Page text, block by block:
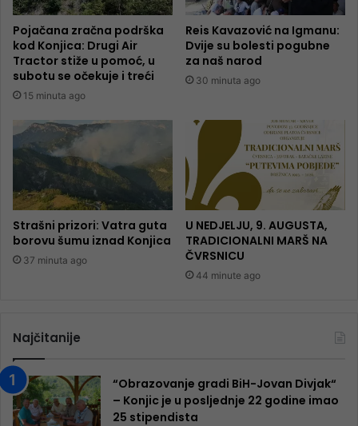
Pojačana zračna podrška
kod Konjica: Drugi Air
Tractor stiže u pomoć, u
subotu se očekuje i treći
15 minuta ago
Reis Kavazović na Igmanu:
Dvije su bolesti pogubne
za naš narod
30 minuta ago
Strašni prizori: Vatra guta
borovu šumu iznad Konjica
37 minuta ago
U NEDJELJU, 9. AUGUSTA,
TRADICIONALNI MARŠ NA
ČVRSNICU
44 minute ago
Najčitanije
“Obrazovanje gradi BiH-Jovan Divjak“
– Konjic je u posljednje 22 godine imao
25 ​​stipendista